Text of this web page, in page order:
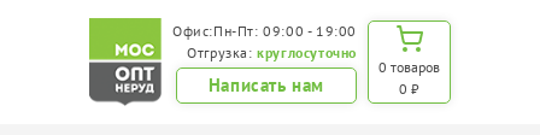
Офис:Пн-Пт: 09:00 - 19:00
Отгрузка:круглосуточно
Написать нам
0 товаров
0 ₽